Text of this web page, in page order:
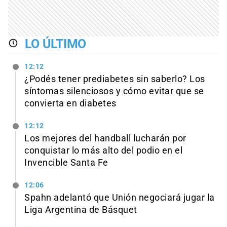
LO ÚLTIMO
12:12
¿Podés tener prediabetes sin saberlo? Los
síntomas silenciosos y cómo evitar que se
convierta en diabetes
12:12
Los mejores del handball lucharán por
conquistar lo más alto del podio en el
Invencible Santa Fe
12:06
Spahn adelantó que Unión negociará jugar la
Liga Argentina de Básquet